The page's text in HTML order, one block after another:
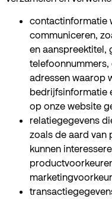
contactinformatie
communiceren,
en aanspreektitel,
adressen waarop
bedrijfsinformatie
op onze website
relatiegegevens
zoals de aard van
kunnen